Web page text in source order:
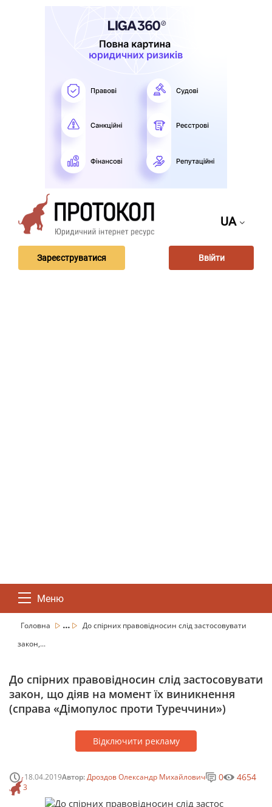
UA
Зареєструватися Ввійти
Меню
Головна ...
До спірних правовідносин слід застосовувати
закон,...
До спірних правовідносин слід застосовувати
закон, що діяв на момент їх виникнення
(справа «Дімопулос проти Туреччини»)
Відключити рекламу
18.04.2019Автор:Дроздов Олександр Михайлович
3
0 4654